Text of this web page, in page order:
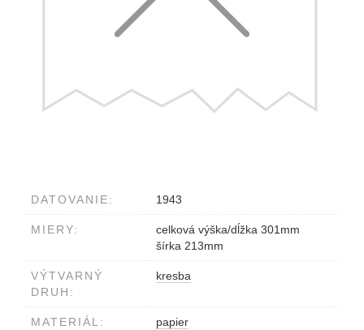
DATOVANIE: 1943
MIERY:
celková výška/dĺžka 301mm
šírka 213mm
VÝTVARNÝ
DRUH:
kresba
MATERIÁL: papier